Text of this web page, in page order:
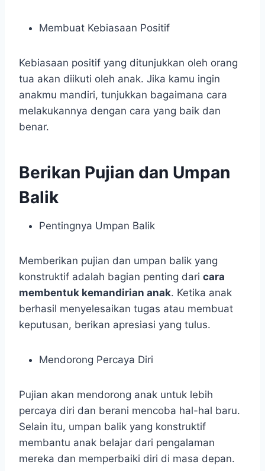
Membuat Kebiasaan Positif
Kebiasaan positif yang ditunjukkan oleh orang
tua akan diikuti oleh anak. Jika kamu ingin
anakmu mandiri, tunjukkan bagaimana cara
melakukannya dengan cara yang baik dan
benar.
Berikan Pujian dan Umpan
Balik
Pentingnya Umpan Balik
Memberikan pujian dan umpan balik yang
konstruktif adalah bagian penting dari cara
membentuk kemandirian anak. Ketika anak
berhasil menyelesaikan tugas atau membuat
keputusan, berikan apresiasi yang tulus.
Mendorong Percaya Diri
Pujian akan mendorong anak untuk lebih
percaya diri dan berani mencoba hal-hal baru.
Selain itu, umpan balik yang konstruktif
membantu anak belajar dari pengalaman
mereka dan memperbaiki diri di masa depan.